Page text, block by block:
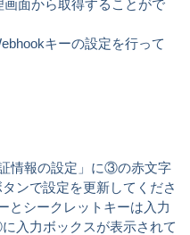
面から取得することがで
キーの設定を行って
情報の設定」に③の赤文字
ンで設定を更新してくださ
とシークレットキーは入力
入力ボックスが表示されて